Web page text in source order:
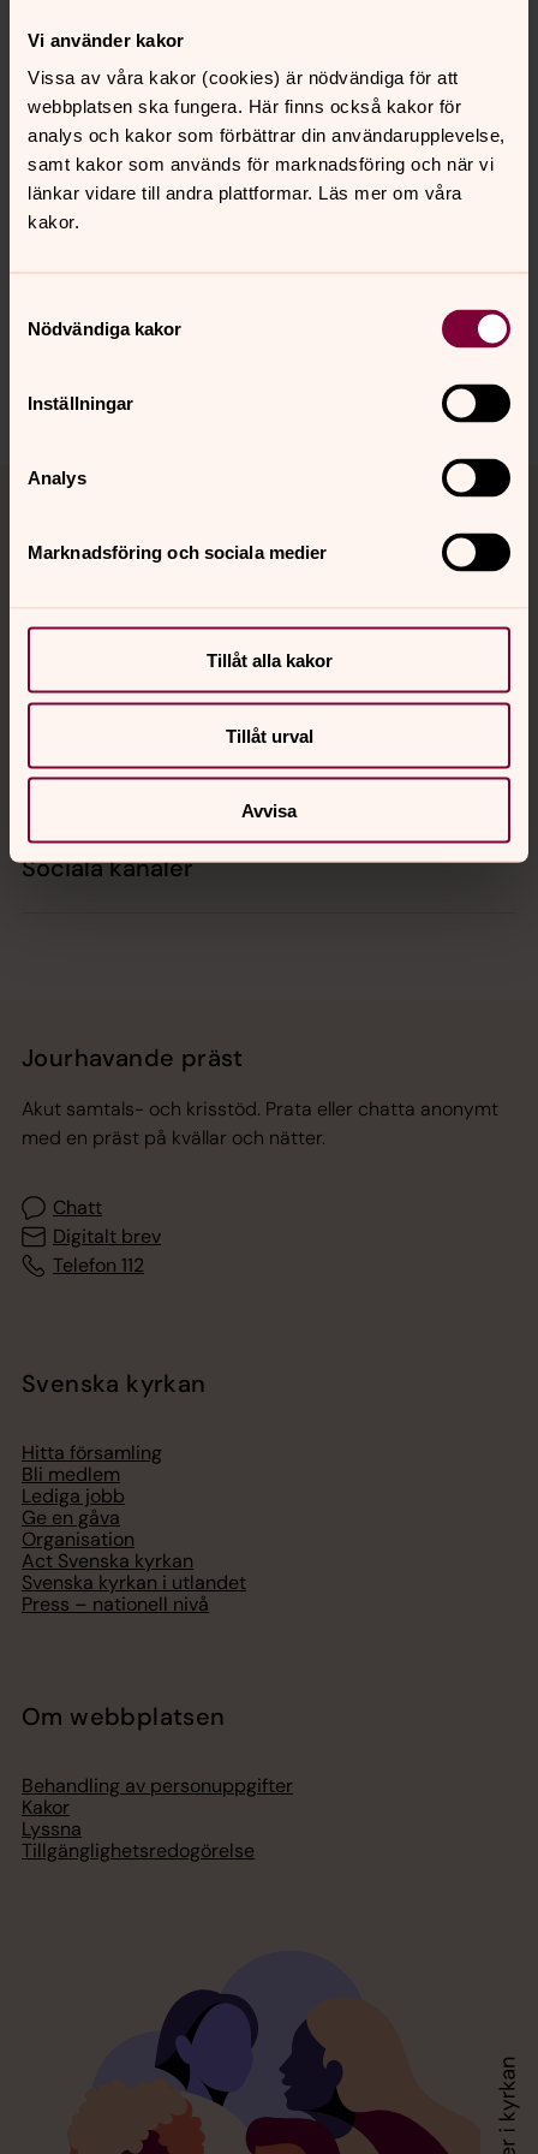
Vi använder kakor
Vissa av våra kakor (cookies) är nödvändiga för att
webbplatsen ska fungera. Här finns också kakor för
analys och kakor som förbättrar din användarupplevelse,
samt kakor som används för marknadsföring och när vi
länkar vidare till andra plattformar. Läs mer om våra
kakor.
Nödvändiga kakor
Inställningar
Analys
Marknadsföring och sociala medier
Tillåt alla kakor
Tillåt urval
Avvisa
Vrinnevisjukhuset.
Digitala gudstjänster och andakter
Här kan du se pastoratets digitala gudstjänster och
andakter
innehåll?
Dela
Tillbaka till toppen
Tillbaka till innehållet
Kalender
Hitta snabbt
Sociala kanaler
Jourhavande präst
Akut samtals- och krisstöd. Prata eller chatta anonymt
med en präst på kvällar och nätter.
Chatt
Digitalt brev
Telefon 112
Svenska kyrkan
Hitta församling
Bli medlem
Lediga jobb
Ge en gåva
Organisation
Act Svenska kyrkan
Svenska kyrkan i utlandet
Press – nationell nivå
Om webbplatsen
Behandling av personuppgifter
Kakor
Lyssna
Tillgänglighetsredogörelse